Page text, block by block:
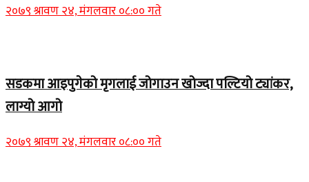
२०७९ श्रावण २४, मंगलवार ०८:०० गते
सडकमा आइपुगेको मृगलाई जोगाउन खोज्दा पल्टियो ट्यांकर,
लाग्यो आगो
२०७९ श्रावण २४, मंगलवार ०८:०० गते